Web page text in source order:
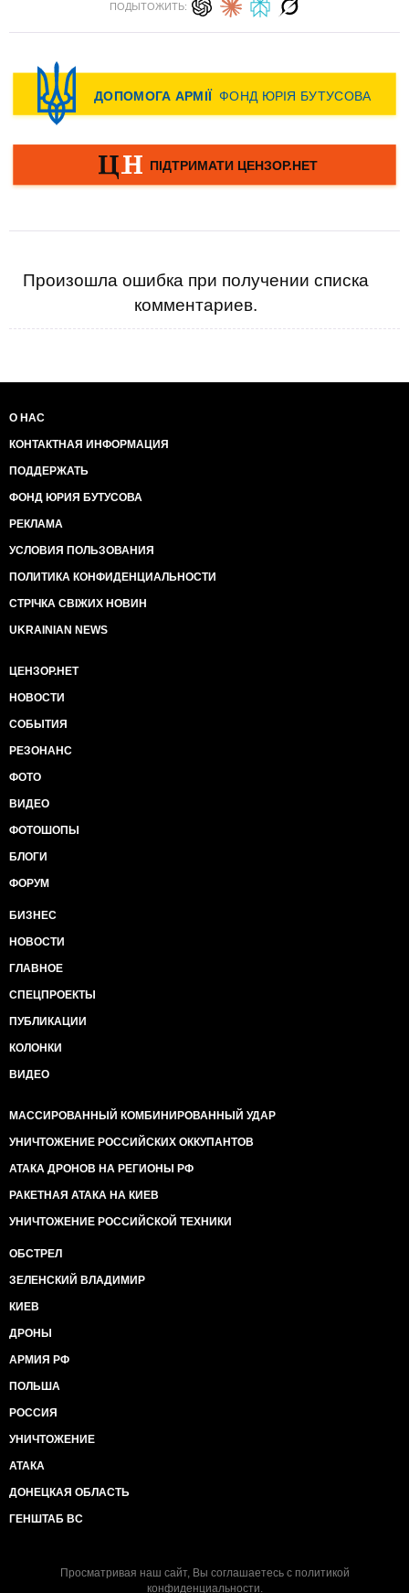
ПОДЫТОЖИТЬ:
Произошла ошибка при получении списка
комментариев.
О НАС
КОНТАКТНАЯ ИНФОРМАЦИЯ
ПОДДЕРЖАТЬ
ФОНД ЮРИЯ БУТУСОВА
РЕКЛАМА
УСЛОВИЯ ПОЛЬЗОВАНИЯ
ПОЛИТИКА КОНФИДЕНЦИАЛЬНОСТИ
СТРІЧКА СВІЖИХ НОВИН
UKRAINIAN NEWS
ЦЕНЗОР.НЕТ
НОВОСТИ
СОБЫТИЯ
РЕЗОНАНС
ФОТО
ВИДЕО
ФОТОШОПЫ
БЛОГИ
ФОРУМ
БИЗНЕС
НОВОСТИ
ГЛАВНОЕ
СПЕЦПРОЕКТЫ
ПУБЛИКАЦИИ
КОЛОНКИ
ВИДЕО
МАССИРОВАННЫЙ КОМБИНИРОВАННЫЙ УДАР
УНИЧТОЖЕНИЕ РОССИЙСКИХ ОККУПАНТОВ
АТАКА ДРОНОВ НА РЕГИОНЫ РФ
РАКЕТНАЯ АТАКА НА КИЕВ
УНИЧТОЖЕНИЕ РОССИЙСКОЙ ТЕХНИКИ
ОБСТРЕЛ
ЗЕЛЕНСКИЙ ВЛАДИМИР
КИЕВ
ДРОНЫ
АРМИЯ РФ
ПОЛЬША
РОССИЯ
УНИЧТОЖЕНИЕ
АТАКА
ДОНЕЦКАЯ ОБЛАСТЬ
ГЕНШТАБ ВС
Просматривая наш сайт, Вы соглашаетесь с политикой
конфиденциальности.